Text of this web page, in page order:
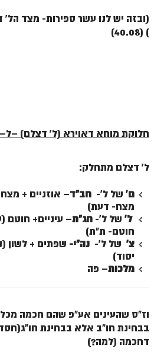
(ובזה יש לנו עשר ספירות- מצד
) (40.08)
חלוקת מוחא דאוירא (ל' דצלם) –ל
ל' דצלם מתחלק:
ם' של ל'- חב"ד– אוזניים +
מצח- דעת)
ל' של ל'- חג"ת– עיניים+ חוטם
חוטם- ת"ת)
צ' של ל'- נה"י- שפתים + לשון
יסוד)
מלכות– פה
וז"ס שהעינים אע"פ שהם חכמה
בבחינת חו"ב אלא בבחינת
דחכמה (למה?)